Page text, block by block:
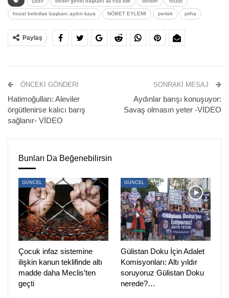
köylerinin mera alanlarına Arven Doğu Yapı İnşaat Sanayi
ve Ticaret Limited Şirketi tarafından, pomza kum ocağı
yapılmak isteniyor. Projenin yapılacağı alanın Alevi
tepki gösteriyor.
Hozat Pertek Sekasur Doğa ve Çevre Koruma Platformu
öncülüğünde, Sekasur’da yapılmak istenen pomza kum
ocağına karşı başlattığı nöbet eylemine 8. gününde
ziyaretler devam ediyor.
Köylülerin başlattığı nöbet eylemini 8. gününde Hozat
Belediye başkanı Aydın Kaya, DEDEF Başkanı Alirıza
Bilir’den oluşan Munzur Koruma Kurulu, İstanbul
Hozatlılar Derneği Başkanı Ersin Kızıl, Hozat Cemevi
hozat belediye başkanı aydın kaya NÖBET EYLEMİ pertek pirha
Paylaş
ÖNCEKI GÖNDERI
Hatimoğulları: Aleviler
örgütlenirse kalıcı barış
sağlanır- VİDEO
SONRAKI MESAJ
Aydınlar barışı konuşuyor:
Savaş olmasın yeter -VİDEO
Bunları Da Beğenebilirsin
GÜNCEL
Çocuk infaz sistemine
ilişkin kanun teklifinde altı
madde daha Meclis’ten
geçti
GÜNCEL
Gülistan Doku İçin Adalet
Komisyonları: Altı yıldır
soruyoruz Gülistan Doku
nerede?…